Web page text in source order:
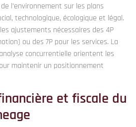
l’environnement sur les plans
technologique, écologique et légal.
ajustements nécessaires des 4P
ou des 7P pour les services. La
concurrentielle orientent les
maintenir un positionnement
et fiscale du